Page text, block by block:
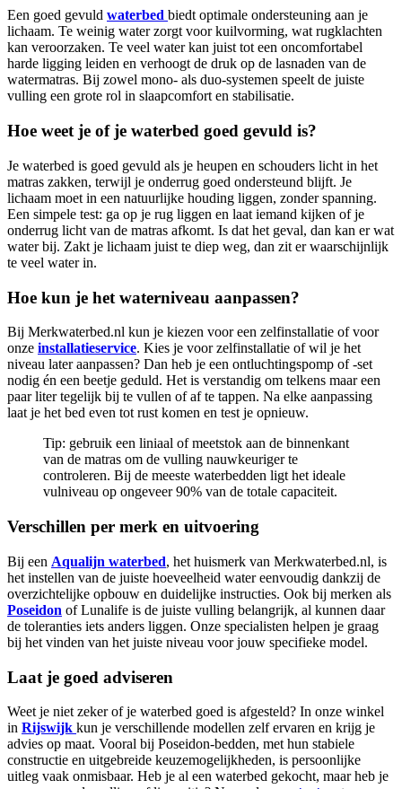
Een goed gevuld waterbed biedt optimale ondersteuning aan je
lichaam. Te weinig water zorgt voor kuilvorming, wat rugklachten
kan veroorzaken. Te veel water kan juist tot een oncomfortabel
harde ligging leiden en verhoogt de druk op de lasnaden van de
watermatras. Bij zowel mono- als duo-systemen speelt de juiste
vulling een grote rol in slaapcomfort en stabilisatie.
Hoe weet je of je waterbed goed gevuld is?
Je waterbed is goed gevuld als je heupen en schouders licht in het
matras zakken, terwijl je onderrug goed ondersteund blijft. Je
lichaam moet in een natuurlijke houding liggen, zonder spanning.
Een simpele test: ga op je rug liggen en laat iemand kijken of je
onderrug licht van de matras afkomt. Is dat het geval, dan kan er wat
water bij. Zakt je lichaam juist te diep weg, dan zit er waarschijnlijk
te veel water in.
Hoe kun je het waterniveau aanpassen?
Bij Merkwaterbed.nl kun je kiezen voor een zelfinstallatie of voor
onze installatieservice. Kies je voor zelfinstallatie of wil je het
niveau later aanpassen? Dan heb je een ontluchtingspomp of -set
nodig én een beetje geduld. Het is verstandig om telkens maar een
paar liter tegelijk bij te vullen of af te tappen. Na elke aanpassing
laat je het bed even tot rust komen en test je opnieuw.
Tip: gebruik een liniaal of meetstok aan de binnenkant
van de matras om de vulling nauwkeuriger te
controleren. Bij de meeste waterbedden ligt het ideale
vulniveau op ongeveer 90% van de totale capaciteit.
Verschillen per merk en uitvoering
Bij een Aqualijn waterbed, het huismerk van Merkwaterbed.nl, is
het instellen van de juiste hoeveelheid water eenvoudig dankzij de
overzichtelijke opbouw en duidelijke instructies. Ook bij merken als
Poseidon of Lunalife is de juiste vulling belangrijk, al kunnen daar
de toleranties iets anders liggen. Onze specialisten helpen je graag
bij het vinden van het juiste niveau voor jouw specifieke model.
Laat je goed adviseren
Weet je niet zeker of je waterbed goed is afgesteld? In onze winkel
in Rijswijk kun je verschillende modellen zelf ervaren en krijg je
advies op maat. Vooral bij Poseidon-bedden, met hun stabiele
constructie en uitgebreide keuzemogelijkheden, is persoonlijke
uitleg vaak onmisbaar. Heb je al een waterbed gekocht, maar heb je